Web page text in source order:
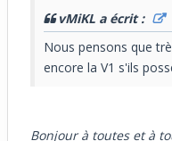
vMiKL a écrit :
Nous pensons que
encore la V1 s'ils
Bonjour à toutes et à